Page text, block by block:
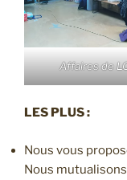
Affaires de
LES PLUS :
Nous vous
Nous